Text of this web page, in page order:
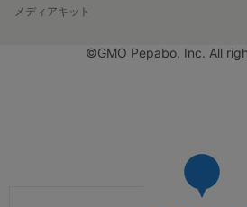
メディアキット
©GMO Pepabo, Inc. All